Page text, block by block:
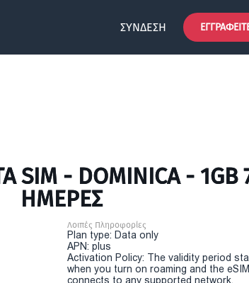
ΣΎΝΔΕΣΗ
SIM - DOMINICA - 1GB
ΗΜΕΡΕΣ
Λοιπές Πληροφορίες
Plan type: Data only
APN: plus
Activation Policy: The validity period
when you turn on roaming and the eSIM
connects to any supported network.